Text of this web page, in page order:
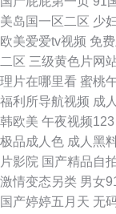
美岛国一区二区 少
欧美爱爱tv视频 免
二区 三级黄色片网
理片在哪里看 蜜桃
福利所导航视频 成
韩欧美 午夜视频123
极品成人色 成人黑
片影院 国产精品自
激情变态另类 男女
国产婷婷五月天 无